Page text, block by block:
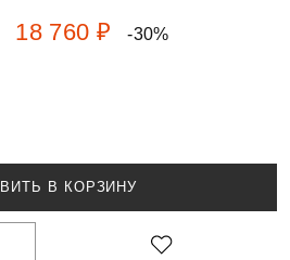
18 760 ₽ -30%
В КОРЗИНУ